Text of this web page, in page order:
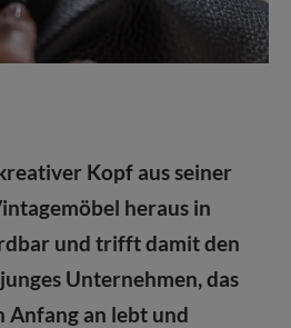
Kopf aus seiner
heraus in
und trifft damit den
Unternehmen, das
Anfang an lebt und